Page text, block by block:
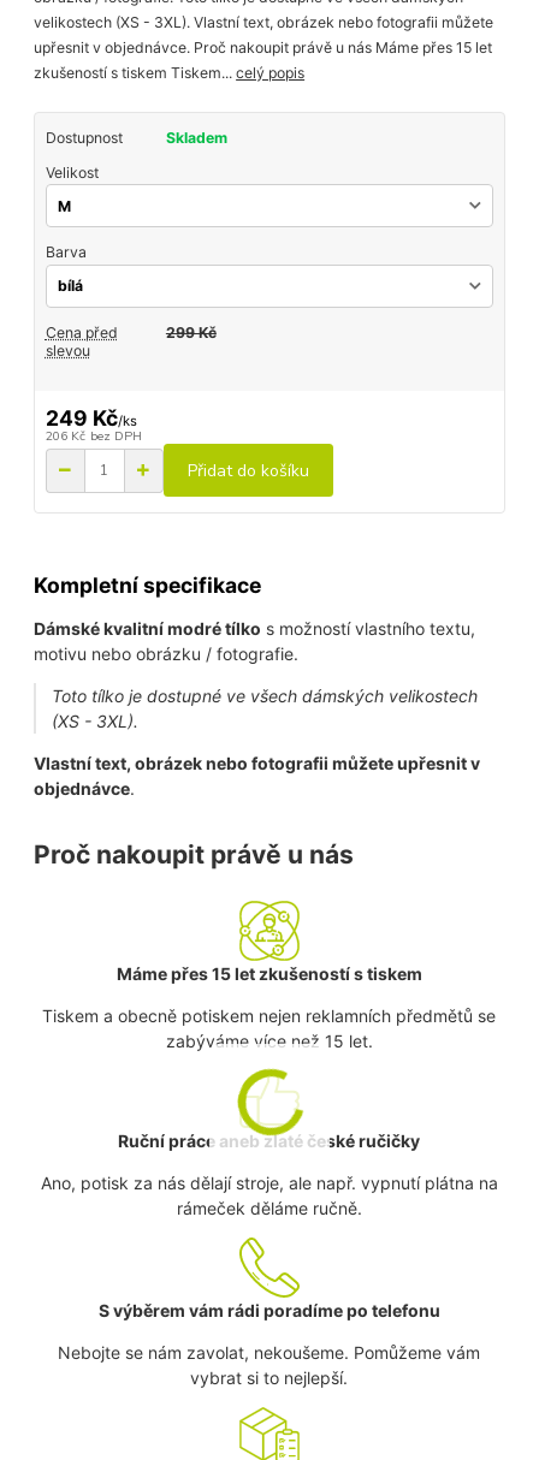
velikostech (XS - 3XL). Vlastní text, obrázek nebo fotografii můžete
upřesnit v objednávce. Proč nakoupit právě u nás Máme přes 15 let
zkušeností s tiskem Tiskem...celý popis
Dostupnost
Skladem
Velikost
Barva
Cena před
slevou
299 Kč
249 Kč/ks
206 Kč bez DPH
Přidat do košíku
Kompletní specifikace
Dámské kvalitní modré tílko s možností vlastního textu,
motivu nebo obrázku / fotografie.
Toto tílko je dostupné ve všech dámských velikostech
(XS - 3XL).
Vlastní text, obrázek nebo fotografii můžete upřesnit v
objednávce.
Proč nakoupit právě u nás
Máme přes 15 let zkušeností s tiskem
Tiskem a obecně potiskem nejen reklamních předmětů se
zabýváme více než 15 let.
Ruční práce aneb zlaté české ručičky
Ano, potisk za nás dělají stroje, ale např. vypnutí plátna na
rámeček děláme ručně.
S výběrem vám rádi poradíme po telefonu
Nebojte se nám zavolat, nekoušeme. Pomůžeme vám
vybrat si to nejlepší.